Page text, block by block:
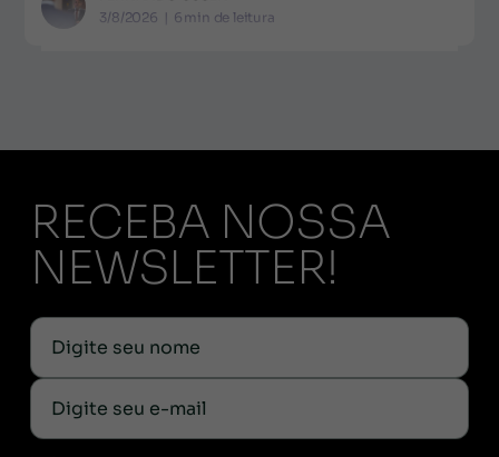
3/8/2026 | 6 min de leitura
RECEBA NOSSA
NEWSLETTER!